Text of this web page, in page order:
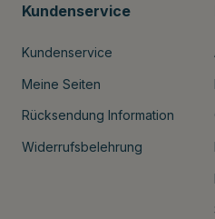
Kundenservice
Kundenservice
Meine Seiten
Rücksendung Information
Widerrufsbelehrung